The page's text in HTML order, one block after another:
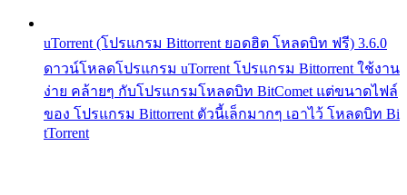
uTorrent (โปรแกรม Bittorrent ยอดฮิต โหลดบิท ฟรี) 3.6.0
ดาวน์โหลดโปรแกรม uTorrent โปรแกรม Bittorrent ใช้งาน
ง่าย คล้ายๆ กับโปรแกรมโหลดบิท BitComet แต่ขนาดไฟล์
ของ โปรแกรม Bittorrent ตัวนี้เล็กมากๆ เอาไว้ โหลดบิท Bi
tTorrent